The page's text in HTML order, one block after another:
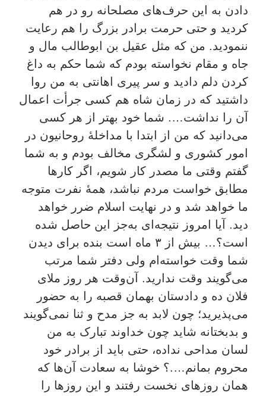
دادن به این حرف‌های مصلحانه رو در هم
کردید و حتی حرمت برادر بزرگ را هم رعایت
ننمودید. من که مثل عقیل بن ابوطالب مال و
جاه و مقام نخواسته بودم که شما حکم به داغ
کردن دلم دادید و سر پیری اهانتی به من روا
داشتید که در زمان شاه هم کسی جرأت اعمال
آن را نداشت…. شما خود بهتر از هر کسی
می‌دانید که من از ابتدا با مداخلۀ روحانیون در
امور کشوری و لشگری مخالف بودم و به شما
گفتم وقتی ما مصدر کار شویم، اگر کارها
مطابق خواست مردم نباشد، همۀ نفرت متوجه
ما خواهد شد و در نهایت اسلام ضرر خواهد
دید. آیا امروز نتیجه‌ای به‌جز این حاصل شده
است؟… بیش از ۳ ماه است بنده برای دیدن
شما وقت خواسته‌ام ولی دفتر شما مرتب
می‌گویند وقت ندارید. آن‌وقت هر روز ملای
فلان ده و دادستان بهمان قصبه را به حضور
می‌پذیرید؛ چون لابد به جز مدح و ثنا نمی‌گویند
و بدبختانه شاید چون خداوند تبارک به من
لسان مداحی نداده، حتی باید از برادر خود
محروم بمانم….؟ خوشا به سعادت آن‌ها که
همان روزهای نخست رفتند و این روزها را